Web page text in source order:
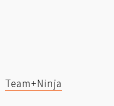
Team+Ninja